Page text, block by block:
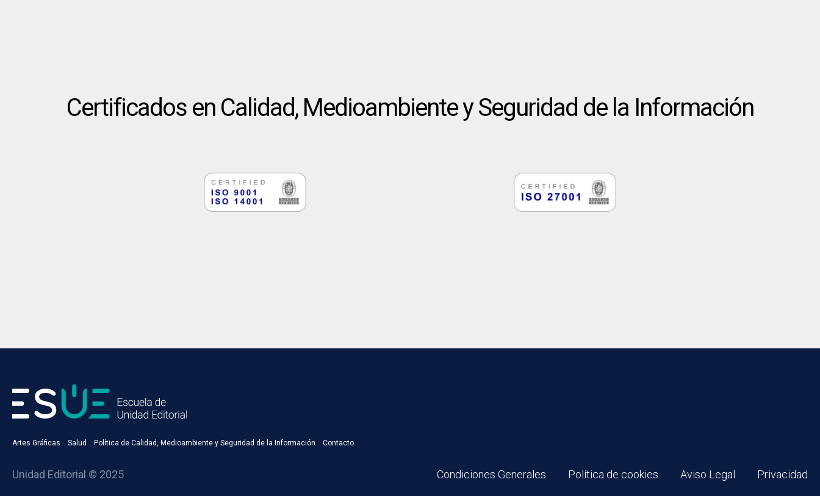
Certificados en Calidad, Medioambiente y Seguridad de la Información
Artes Gráficas Salud Política de Calidad, Medioambiente y Seguridad de la Información Contacto
Unidad Editorial © 2025 Condiciones Generales Política de cookies Aviso Legal Privacidad